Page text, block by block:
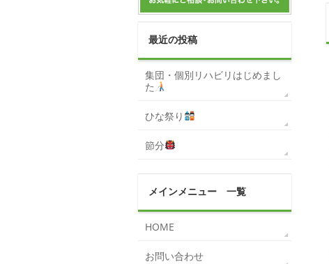
最近の投稿
集団・個別リハビリはじめまし
た
ひな祭り
節分
メインメニュー 一覧
HOME
お問い合わせ